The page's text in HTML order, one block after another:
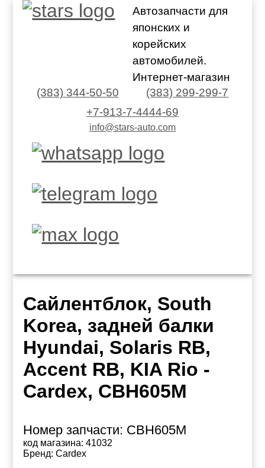
Автозапчасти для
японских и
корейских
автомобилей.
Интернет-магазин
(383) 344-50-50
(383) 299-299-7
+7-913-7-4444-69
info@stars-auto.com
Сайлентблок, South
Korea, задней балки
Hyundai, Solaris RB,
Accent RB, KIA Rio -
Cardex, CBH605M
Номер запчасти: CBH605M
код магазина: 41032
Бренд: Cardex